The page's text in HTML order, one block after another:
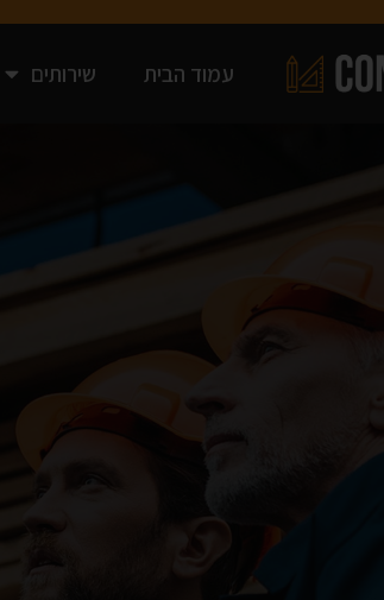
עמוד הבית שירותים